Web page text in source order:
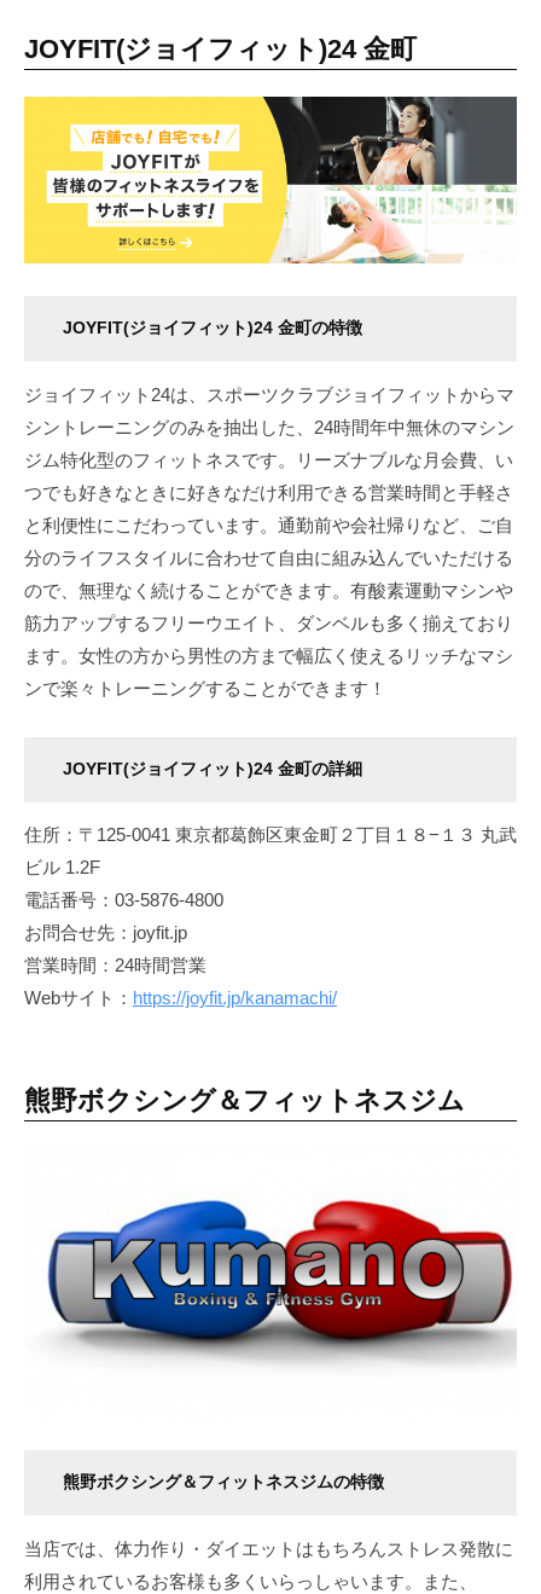
JOYFIT(ジョイフィット)24 金町
JOYFIT(ジョイフィット)24 金町の特徴
ジョイフィット24は、スポーツクラブジョイフィットからマ
シントレーニングのみを抽出した、24時間年中無休のマシン
ジム特化型のフィットネスです。リーズナブルな月会費、い
つでも好きなときに好きなだけ利用できる営業時間と手軽さ
と利便性にこだわっています。通勤前や会社帰りなど、ご自
分のライフスタイルに合わせて自由に組み込んでいただける
ので、無理なく続けることができます。有酸素運動マシンや
筋力アップするフリーウエイト、ダンベルも多く揃えており
ます。女性の方から男性の方まで幅広く使えるリッチなマシ
ンで楽々トレーニングすることができます！
JOYFIT(ジョイフィット)24 金町の詳細
住所：〒125-0041 東京都葛飾区東金町２丁目１８−１３ 丸武
ビル 1.2F
電話番号：03-5876-4800
お問合せ先：joyfit.jp
営業時間：24時間営業
Webサイト： https://joyfit.jp/kanamachi/
熊野ボクシング＆フィットネスジム
熊野ボクシング＆フィットネスジムの特徴
当店では、体力作り・ダイエットはもちろんストレス発散に
利用されているお客様も多くいらっしゃいます。また、